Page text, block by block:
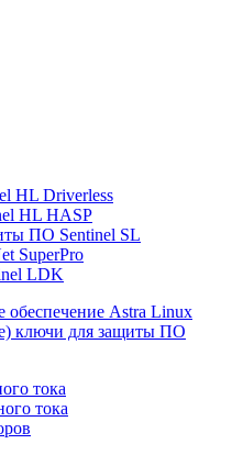
HL Driverless
HL HASP
ПО Sentinel SL
SuperPro
LDK
Astra Linux
ключи для защиты ПО
тока
тока